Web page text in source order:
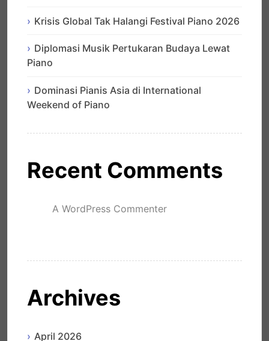
Krisis Global Tak Halangi Festival Piano 2026
Diplomasi Musik Pertukaran Budaya Lewat
Piano
Dominasi Pianis Asia di International
Weekend of Piano
Recent Comments
A WordPress Commenter
Archives
April 2026